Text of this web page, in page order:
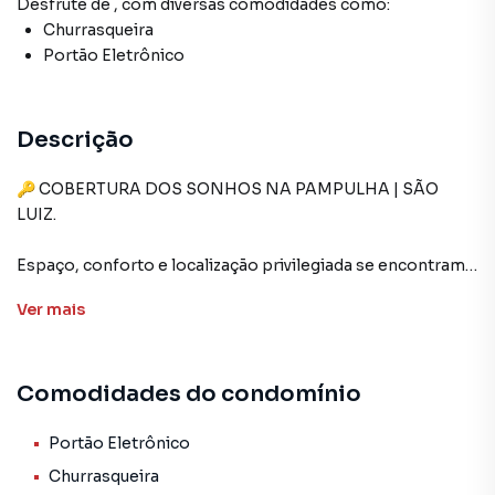
Desfrute de , com diversas comodidades como:
Churrasqueira
Portão Eletrônico
Descrição
🔑 COBERTURA DOS SONHOS NA PAMPULHA | SÃO
LUIZ.
Espaço, conforto e localização privilegiada se encontram
deseja viver com mais qualidade de vida em uma das
Com ambientes amplos e bem distribuídos, o imóvel
salas aconchegantes, cozinha funcional, varanda, lavabo,
DCE e uma área que oferece inúmeras possibilidades para
Ver mais
Comodidades do condomínio
Portão Eletrônico
Churrasqueira